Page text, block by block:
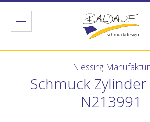
Niessing Manufaktur
Schmuck Zylinder
N213991